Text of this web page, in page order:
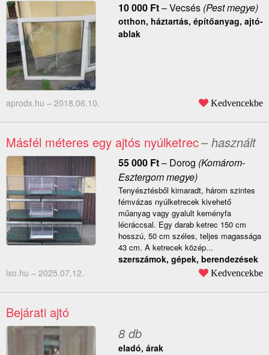
10 000 Ft–Vecsés(Pest megye)
otthon, háztartás, építőanyag, ajtó-
ablak
aprodx.hu – 2018.06.10. Kedvencekbe
Másfél méteres egy ajtós nyúlketrec– használt
55 000 Ft– Dorog (Komárom-
Esztergom megye)
Tenyésztésből kimaradt, három szintes
fémvázas nyúlketrecek kivehető
műanyag vagy gyalult keményfa
lécráccsal. Egy darab ketrec 150 cm
hosszú, 50 cm széles, teljes magassága
43 cm. A ketrecek közép...
szerszámok, gépek, berendezések
lxo.hu – 2025.07.12. Kedvencekbe
Bejárati ajtó
8 db
eladó, árak